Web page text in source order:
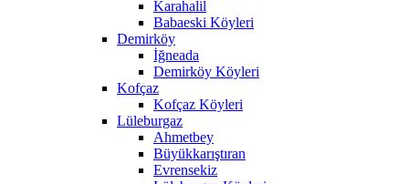
Karahalil
Babaeski Köyleri
Demirköy
İğneada
Demirköy Köyleri
Kofçaz
Kofçaz Köyleri
Lüleburgaz
Ahmetbey
Büyükkarıştıran
Evrensekiz